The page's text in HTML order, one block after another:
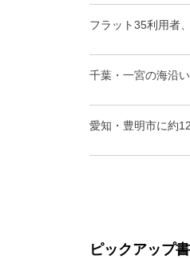
フラット35利用者
千葉・一宮の海沿
愛知・豊明市に約
ピックアップ